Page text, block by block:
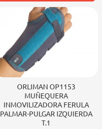
ORLIMAN OP1153
MUÑEQUERA
INMOVILIZADORA FERULA
PALMAR-PULGAR IZQUIERDA
T.1